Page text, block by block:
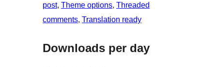
post, Theme options, Threaded
comments, Translation ready
Downloads per day